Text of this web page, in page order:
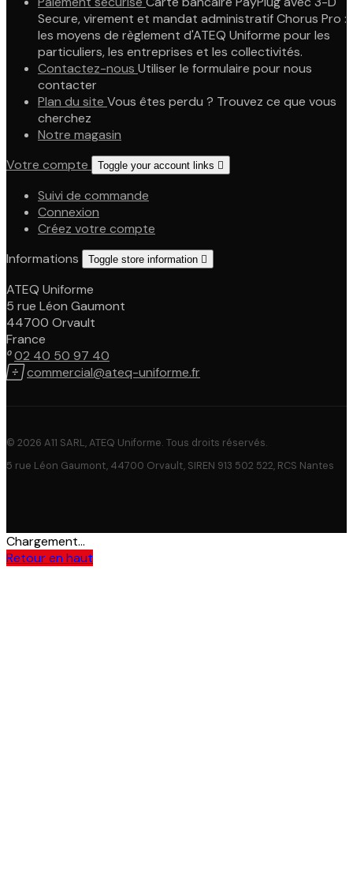
Secure, virement et mandat administratif Chorus Pro :
les moyens de règlement d'ATEQ Uniforme pour les
particuliers, les entreprises et les collectivités.
Contactez-nous Utiliser le formulaire pour nous
contacter
Plan du site Vous êtes perdu ? Trouvez ce que vous
cherchez
Notre magasin
Votre compte
Toggle your account links 
Suivi de commande
Connexion
Créez votre compte
Informations
Toggle store information 
ATEQ Uniforme
5 rue Léon Gaumont
44700 Orvault
France
02 40 50 97 40
commercial@ateq-uniforme.fr
© 2026 A11 SARL, ATEQ Uniforme. Tous droits réservés.
5 rue Léon Gaumont, 44700 Orvault, SIREN 913 502 522, RCS Nantes
Chargement...
Retour en haut